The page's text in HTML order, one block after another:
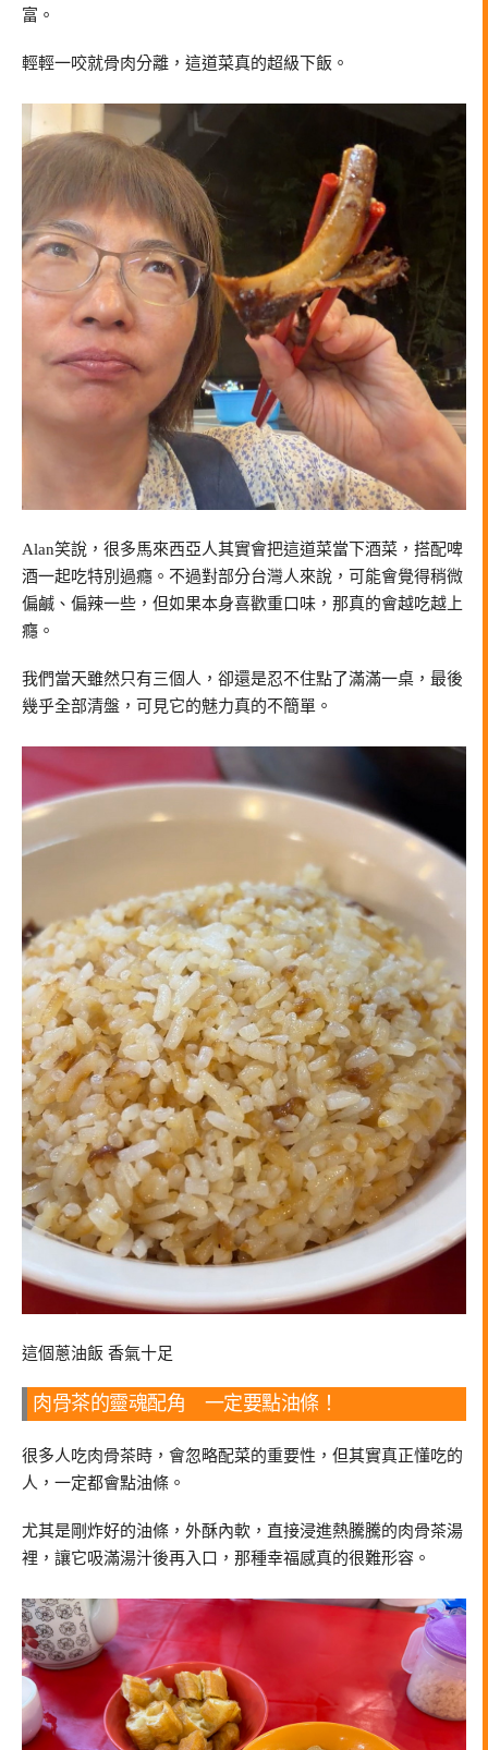
富。
輕輕一咬就骨肉分離，這道菜真的超級下飯。
Alan笑說，很多馬來西亞人其實會把這道菜當下酒菜，搭配啤
酒一起吃特別過癮。不過對部分台灣人來說，可能會覺得稍微
偏鹹、偏辣一些，但如果本身喜歡重口味，那真的會越吃越上
癮。
我們當天雖然只有三個人，卻還是忍不住點了滿滿一桌，最後
幾乎全部清盤，可見它的魅力真的不簡單。
這個蔥油飯 香氣十足
肉骨茶的靈魂配角 一定要點油條！
很多人吃肉骨茶時，會忽略配菜的重要性，但其實真正懂吃的
人，一定都會點油條。
尤其是剛炸好的油條，外酥內軟，直接浸進熱騰騰的肉骨茶湯
裡，讓它吸滿湯汁後再入口，那種幸福感真的很難形容。